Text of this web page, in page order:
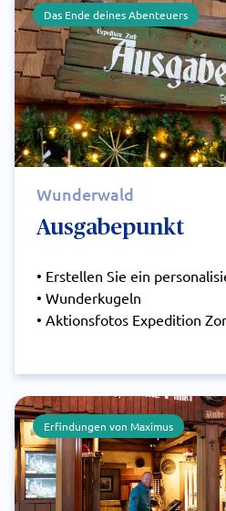
Das Ende deines Abenteuers
Wunderwald
Ausgabepunkt
• Erstellen Sie ein
• Wunderkugeln
• Aktionsfotos Expedition
Erfindungen von Maximus